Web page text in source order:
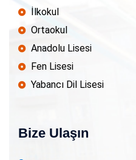
İlkokul
Ortaokul
Anadolu Lisesi
Fen Lisesi
Yabancı Dil Lisesi
Bize Ulaşın